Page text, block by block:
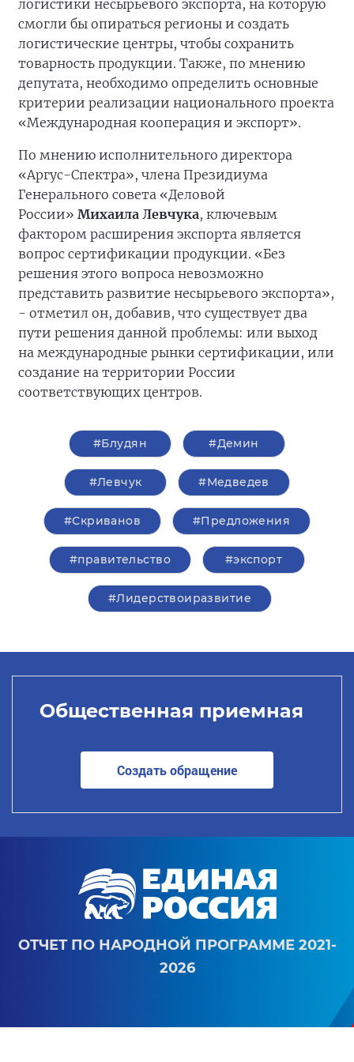
логистики несырьевого экспорта, на которую
смогли бы опираться регионы и создать
логистические центры, чтобы сохранить
товарность продукции. Также, по мнению
депутата, необходимо определить основные
критерии реализации национального проекта
«Международная кооперация и экспорт».
По мнению исполнительного директора
«Аргус-Спектра», члена Президиума
Генерального совета «Деловой
России» Михаила Левчука, ключевым
фактором расширения экспорта является
вопрос сертификации продукции. «Без
решения этого вопроса невозможно
представить развитие несырьевого экспорта»,
- отметил он, добавив, что существует два
пути решения данной проблемы: или выход
на международные рынки сертификации, или
создание на территории России
соответствующих центров.
#Блудян #Демин
#Левчук #Медведев
#Скриванов #Предложения
#правительство #экспорт
#Лидерствоиразвитие
Общественная приемная
Создать обращение
ОТЧЕТ ПО НАРОДНОЙ ПРОГРАММЕ 2021-
2026